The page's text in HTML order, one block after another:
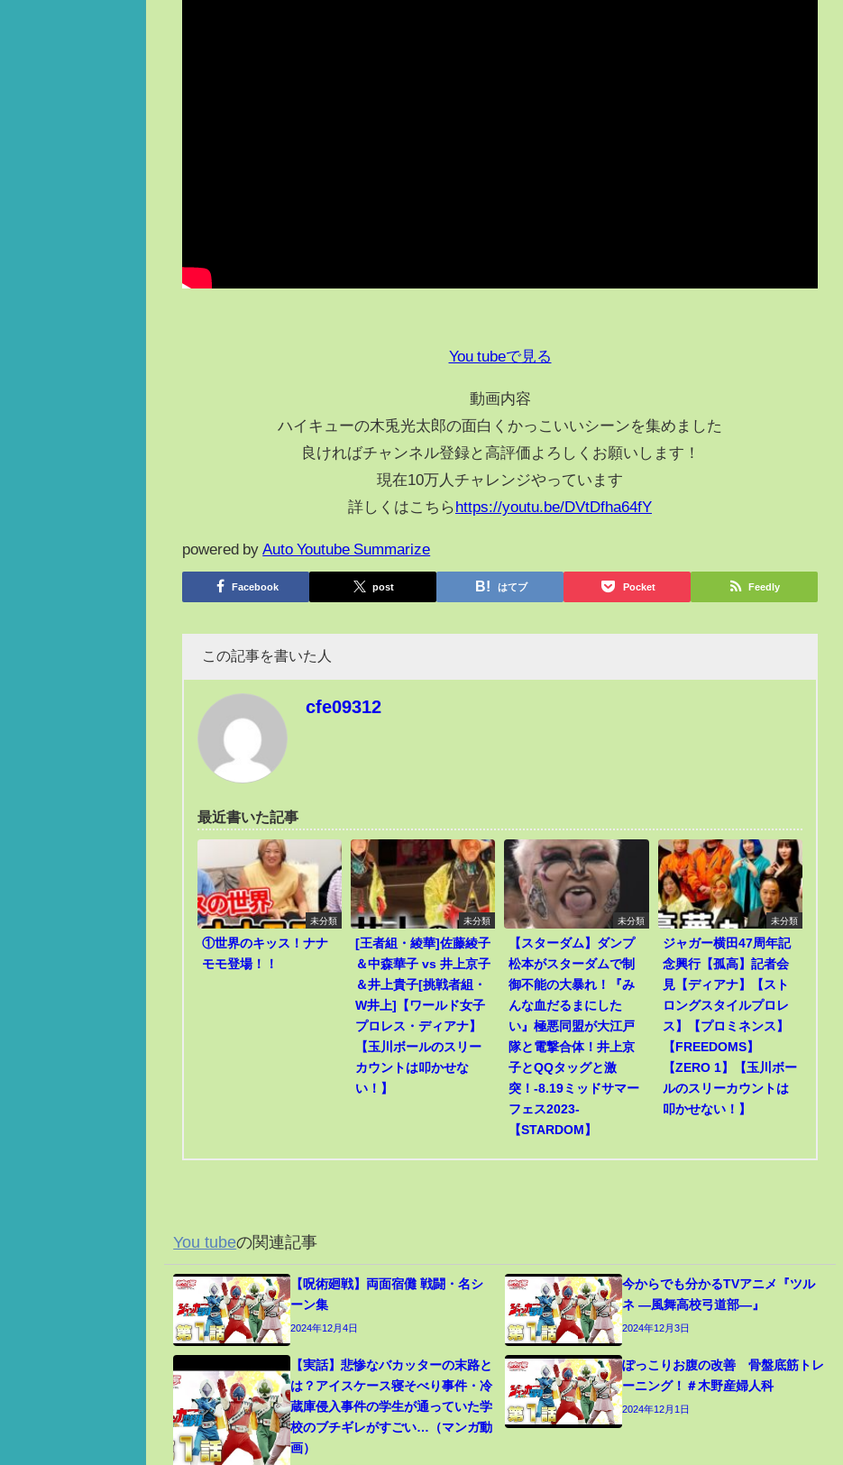
You tubeで見る
動画内容
ハイキューの木兎光太郎の面白くかっこいいシーンを集めました
良ければチャンネル登録と高評価よろしくお願いします！
現在10万人チャレンジやっています
詳しくはこちらhttps://youtu.be/DVtDfha64fY
powered by Auto Youtube Summarize
Facebook post はてブ Pocket Feedly
この記事を書いた人
cfe09312
最近書いた記事
未分類
①世界のキッス！ナナ
モモ登場！！
未分類
[王者組・綾華]佐藤綾子
＆中森華子 vs 井上京子
＆井上貴子[挑戦者組・
W井上]【ワールド女子
プロレス・ディアナ】
【玉川ボールのスリー
カウントは叩かせな
い！】
未分類
【スターダム】ダンプ
松本がスターダムで制
御不能の大暴れ！『み
んな血だるまにした
い』極悪同盟が大江戸
隊と電撃合体！井上京
子とQQタッグと激
突！-8.19ミッドサマー
フェス2023-
【STARDOM】
未分類
ジャガー横田47周年記
念興行【孤高】記者会
見【ディアナ】【スト
ロングスタイルプロレ
ス】【プロミネンス】
【FREEDOMS】
【ZERO 1】【玉川ボー
ルのスリーカウントは
叩かせない！】
You tubeの関連記事
【呪術廻戦】両面宿儺 戦闘・名シ
ーン集
2024年12月4日
今からでも分かるTVアニメ『ツル
ネ ―風舞高校弓道部―』
2024年12月3日
【実話】悲惨なバカッターの末路と
は？アイスケース寝そべり事件・冷
蔵庫侵入事件の学生が通っていた学
校のブチギレがすごい…（マンガ動
画）
ぽっこりお腹の改善 骨盤底筋トレ
ーニング！＃木野産婦人科
2024年12月1日